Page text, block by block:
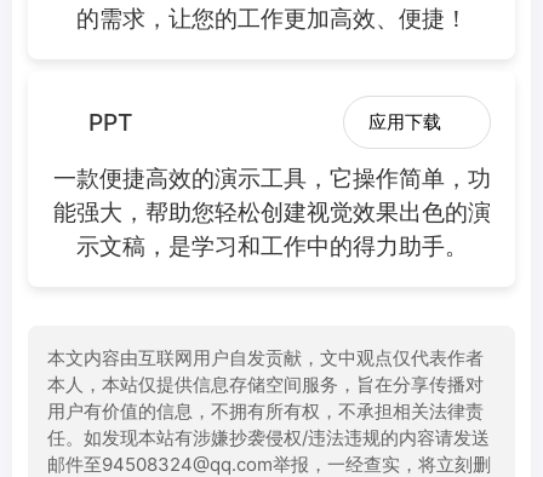
的需求，让您的工作更加高效、便捷！
PPT 应用下载
一款便捷高效的演示工具，它操作简单，功
能强大，帮助您轻松创建视觉效果出色的演
示文稿，是学习和工作中的得力助手。
本文内容由互联网用户自发贡献，文中观点仅代表作者
本人，本站仅提供信息存储空间服务，旨在分享传播对
用户有价值的信息，不拥有所有权，不承担相关法律责
任。如发现本站有涉嫌抄袭侵权/违法违规的内容请发送
邮件至94508324@qq.com举报，一经查实，将立刻删